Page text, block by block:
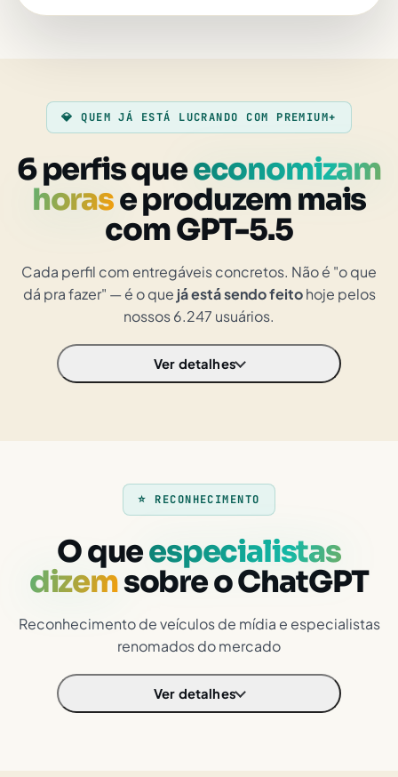
💎 QUEM JÁ ESTÁ LUCRANDO COM PREMIUM+
6 perfis queeconomizam
horase produzem mais
com GPT-5.5
Cada perfil com entregáveis concretos. Não é "o que
dá pra fazer" — é o que já está sendo feitohoje pelos
nossos 6.247 usuários.
Ver detalhes
⭐ RECONHECIMENTO
O queespecialistas
dizemsobre o ChatGPT
Reconhecimento de veículos de mídia e especialistas
renomados do mercado
Ver detalhes